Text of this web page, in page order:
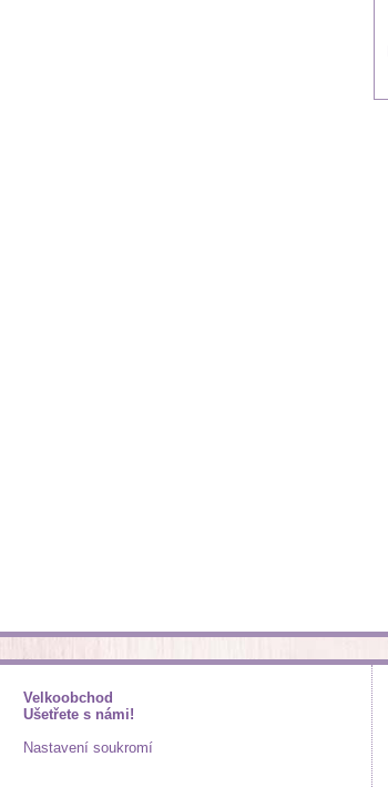
Velkoobchod
Ušetřete s námi!
Nastavení soukromí